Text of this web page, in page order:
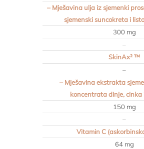
– Mješavina ulja iz sjemenki
sjemenski suncokreta i
300 mg
–
SkinAx² ™
–
– Mješavina ekstrakta
koncentrata dinje, cinka
150 mg
–
Vitamin C
64 mg